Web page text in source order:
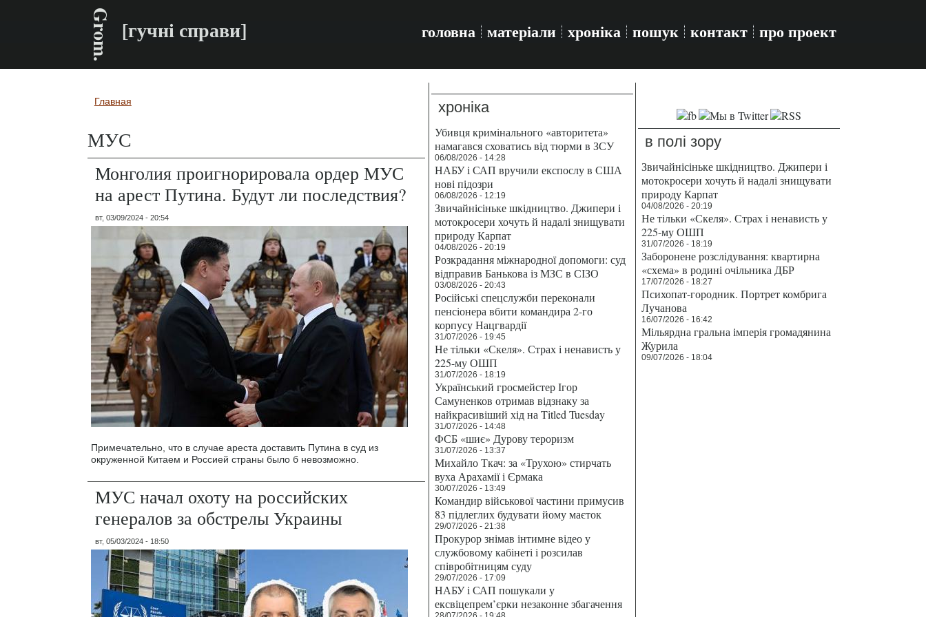
Grom. [гучні справи] головна матеріали хроніка пошук контакт про проект
Вы здесь
Главная
МУС
Монголия проигнорировала ордер МУС
на арест Путина. Будут ли последствия?
вт, 03/09/2024 - 20:54
Примечательно, что в случае ареста доставить Путина в суд из
окруженной Китаем и Россией страны было б невозможно.
МУС начал охоту на российских
генералов за обстрелы Украины
вт, 05/03/2024 - 18:50
хроніка
Убивця кримінального «авторитета»
намагався сховатись від тюрми в ЗСУ
06/08/2026 - 14:28
НАБУ і САП вручили експослу в США
нові підозри
06/08/2026 - 12:19
Звичайнісіньке шкідництво. Джипери і
мотокросери хочуть й надалі знищувати
природу Карпат
04/08/2026 - 20:19
Розкрадання міжнародної допомоги: суд
відправив Банькова із МЗС в СІЗО
03/08/2026 - 20:43
Російські спецслужби переконали
пенсіонера вбити командира 2-го
корпусу Нацгвардії
31/07/2026 - 19:45
Не тільки «Скеля». Страх і ненависть у
225-му ОШП
31/07/2026 - 18:19
Український гросмейстер Ігор
Самуненков отримав відзнаку за
найкрасивіший хід на Titled Tuesday
31/07/2026 - 14:48
ФСБ «шиє» Дурову тероризм
31/07/2026 - 13:37
Михайло Ткач: за «Трухою» стирчать
вуха Арахамії і Єрмака
30/07/2026 - 13:49
Командир військової частини примусив
83 підлеглих будувати йому маєток
29/07/2026 - 21:38
Прокурор знімав інтимне відео у
службовому кабінеті і розсилав
співробітницям суду
29/07/2026 - 17:09
НАБУ і САП пошукали у
ексвіцепрем’єрки незаконне збагачення
в полі зору
Звичайнісіньке шкідництво. Джипери і
мотокросери хочуть й надалі знищувати
природу Карпат
04/08/2026 - 20:19
Не тільки «Скеля». Страх і ненависть у
225-му ОШП
31/07/2026 - 18:19
Заборонене розслідування: квартирна
«схема» в родині очільника ДБР
17/07/2026 - 18:27
Психопат-городник. Портрет комбрига
Лучанова
16/07/2026 - 16:42
Мільярдна гральна імперія громадянина
Журила
09/07/2026 - 18:04